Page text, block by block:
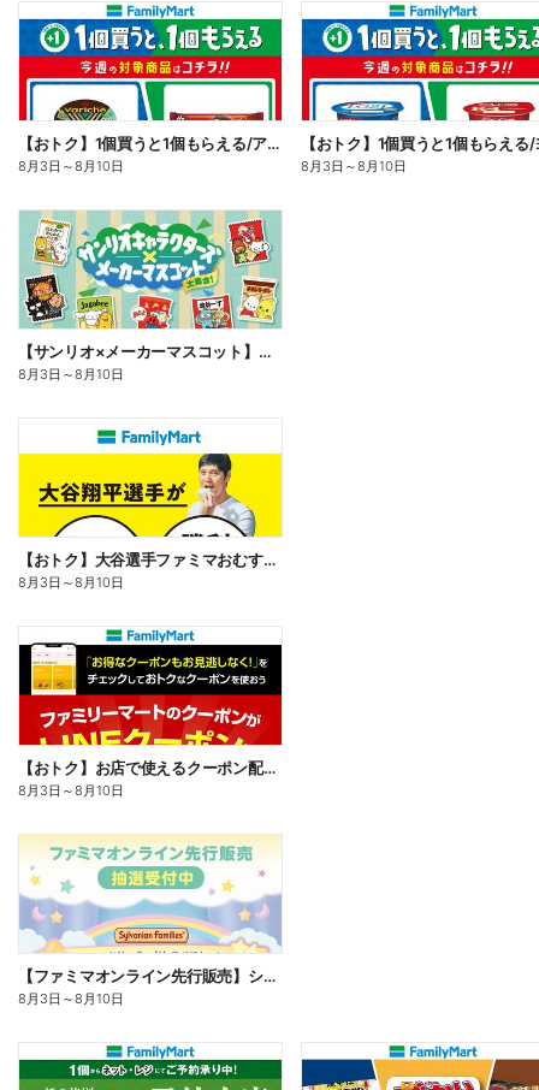
【おトク】1個買うと1個もらえる/アイス
8月3日 ～8月10日 8月3日 ～8月10日
【サンリオ×メーカーマスコット】オリジナルグッズ貰える!
8月3日 ～8月10日
【おトク】大谷選手ファミマおむすび割
8月3日 ～8月10日
【おトク】お店で使えるクーポン配信中
8月3日 ～8月10日
【ファミマオンライン先行販売】シルバニアファミリー
8月3日 ～8月10日